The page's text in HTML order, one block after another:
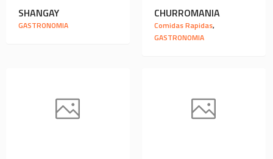
SHANGAY
GASTRONOMIA
CHURROMANIA
Comidas Rapidas,
GASTRONOMIA